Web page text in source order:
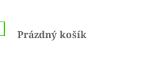
NÁKUPNÍ
KOŠÍK
Prázdný košík